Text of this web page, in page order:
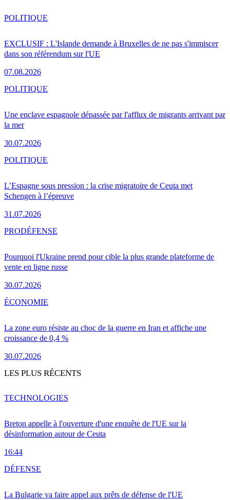
EXCLUSIF : L'Islande demande à Bruxelles de ne pas s'immiscer
dans son référendum sur l'UE
07.08.2026
POLITIQUE
Une enclave espagnole dépassée par l'afflux de migrants arrivant par
la mer
30.07.2026
POLITIQUE
L’Espagne sous pression : la crise migratoire de Ceuta met
Schengen à l’épreuve
31.07.2026
POLITIQUE
Pourquoi l'Ukraine prend pour cible la plus grande plateforme de
vente en ligne russe
30.07.2026
PRODÉFENSE
La zone euro résiste au choc de la guerre en Iran et affiche une
croissance de 0,4 %
30.07.2026
ÉCONOMIE
LES PLUS RÉCENTS
Breton appelle à l'ouverture d'une enquête de l'UE sur la
désinformation autour de Ceuta
16:44
TECHNOLOGIES
La Bulgarie va faire appel aux prêts de défense de l'UE
DÉFENSE